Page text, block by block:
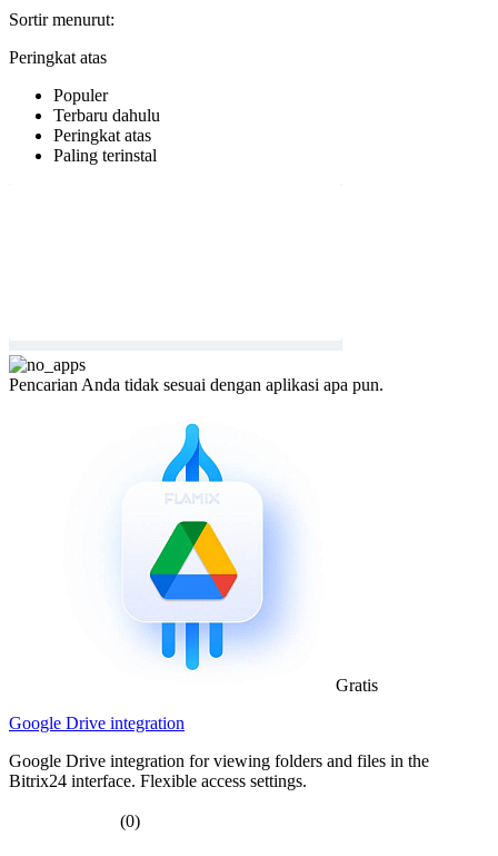
Sortir menurut:
Peringkat atas
Populer
Terbaru dahulu
Peringkat atas
Paling terinstal
Pencarian Anda tidak sesuai dengan aplikasi apa pun.
Gratis
Google Drive integration
Google Drive integration for viewing folders and files in the
Bitrix24 interface. Flexible access settings.
(0)